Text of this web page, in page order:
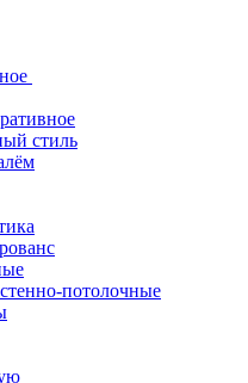
стиль
потолочные